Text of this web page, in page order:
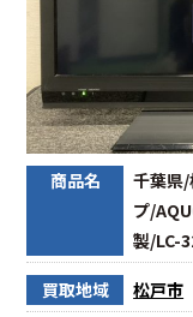
商品名
千葉県
プ/
製/LC-
買取地域 松戸市